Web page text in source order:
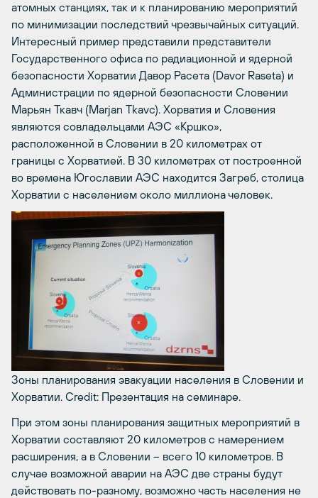
атомных станциях, так и к планированию мероприятий
по минимизации последствий чрезвычайных ситуаций.
Интересный пример представили представители
Государственного офиса по радиационной и ядерной
безопасности Хорватии Давор Расета (Davor Raseta) и
Администрации по ядерной безопасности Словении
Марьян Ткавч (Marjan Tkavc). Хорватия и Словения
являются совладельцами АЭС «Кршко»,
расположенной в Словении в 20 километрах от
границы с Хорватией. В 30 километрах от построенной
во времена Югославии АЭС находится Загреб, столица
Хорватии с населением около миллиона человек.
Зоны планирования эвакуации населения в Словении и
Хорватии. Credit: Презентация на семинаре.
При этом зоны планирования защитных мероприятий в
Хорватии составляют 20 километров с намерением
расширения, а в Словении – всего 10 километров. В
случае возможной аварии на АЭС две страны будут
действовать по-разному, возможно часть населения не